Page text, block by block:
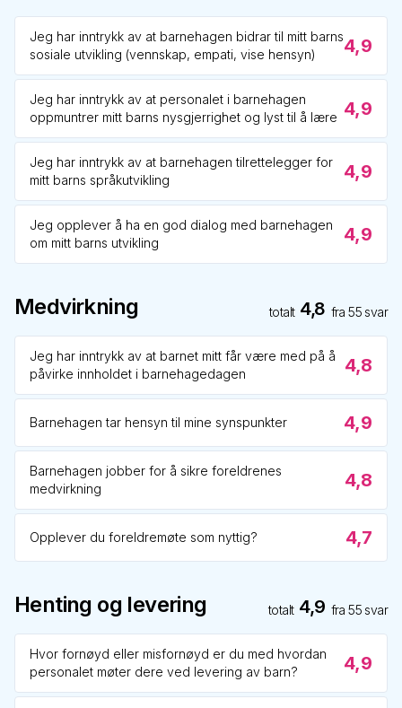
Jeg har inntrykk av at barnehagen bidrar til mitt barns
sosiale utvikling (vennskap, empati, vise hensyn)
4,9
Jeg har inntrykk av at personalet i barnehagen
oppmuntrer mitt barns nysgjerrighet og lyst til å lære 4,9
Jeg har inntrykk av at barnehagen tilrettelegger for
mitt barns språkutvikling
4,9
Jeg opplever å ha en god dialog med barnehagen
om mitt barns utvikling
4,9
Medvirkning totalt 4,8 fra55 svar
Jeg har inntrykk av at barnet mitt får være med på å
påvirke innholdet i barnehagedagen
4,8
Barnehagen tar hensyn til mine synspunkter 4,9
Barnehagen jobber for å sikre foreldrenes
medvirkning
4,8
Opplever du foreldremøte som nyttig? 4,7
Henting og levering totalt 4,9 fra55 svar
Hvor fornøyd eller misfornøyd er du med hvordan
personalet møter dere ved levering av barn?
4,9